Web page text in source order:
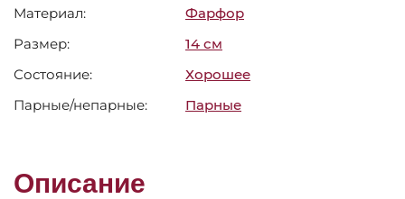
Материал:
Фарфор
Размер:
14 см
Состояние:
Хорошее
Парные/непарные:
Парные
Описание